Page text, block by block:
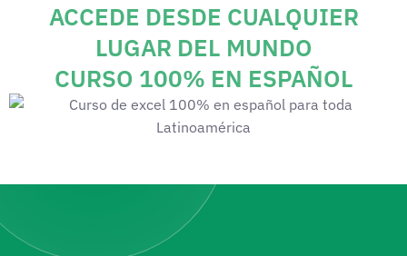
ACCEDE DESDE CUALQUIER
LUGAR DEL MUNDO
CURSO 100% EN ESPAÑOL